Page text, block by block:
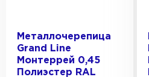
Металлочерепица
Grand Line
Монтеррей 0,45
Полиэстер RAL